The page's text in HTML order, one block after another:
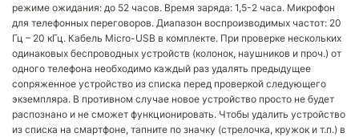
режиме ожидания: до 52 часов. Время заряда: 1,5-2 часа. Микрофон
для телефонных переговоров. Диапазон воспроизводимых частот: 20
Гц – 20 кГц. Кабель Micro-USB в комплекте. При проверке нескольких
одинаковых беспроводных устройств (колонок, наушников и проч.) от
одного телефона необходимо каждый раз удалять предыдущее
сопряженное устройство из списка перед проверкой следующего
экземпляра. В противном случае новое устройство просто не будет
распознано и не сможет функционировать. Чтобы удалить устройство
из списка на смартфоне, тапните по значку (стрелочка, кружок и т.п.) в